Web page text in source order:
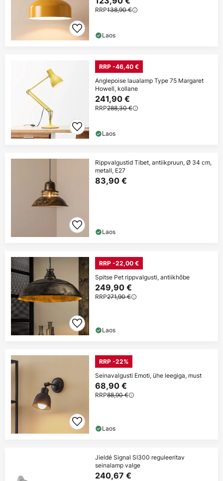
RRP138,90 €
Laos
RRP -46,40 €
Anglepoise laualamp Type 75 Margaret
Howell, kollane
241,90 €
RRP288,30 €
Laos
Rippvalgustid Tibet, antiikpruun, Ø 34 cm,
metall, E27
83,90 €
Laos
RRP -22,00 €
Spitse Pet rippvalgusti, antiikhõbe
249,90 €
RRP271,90 €
Laos
RRP -22%
Seinavalgusti Emoti, ühe leegiga, must
68,90 €
RRP88,90 €
Laos
Jieldé Signal SI300 reguleeritav
seinalamp valge
240,67 €